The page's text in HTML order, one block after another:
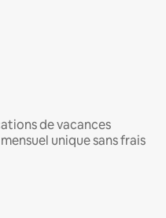
de vacances
unique sans frais